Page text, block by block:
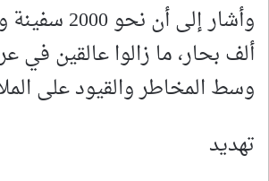
ألف بحار، ما زالوا عالقين في
وسط المخاطر والقيود على
تهديد